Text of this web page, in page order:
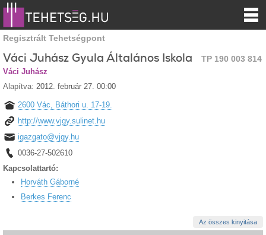
Regisztrált Tehetségpont
Váci Juhász Gyula Általános Iskola TP 190 003 814
Váci Juhász
Alapítva: 2012. február 27. 00:00
2600 Vác, Báthori u. 17-19.
http://www.vjgy.sulinet.hu
igazgato@vjgy.hu
0036-27-502610
Kapcsolattartó:
Horváth Gáborné
Berkes Ferenc
Az összes kinyitása